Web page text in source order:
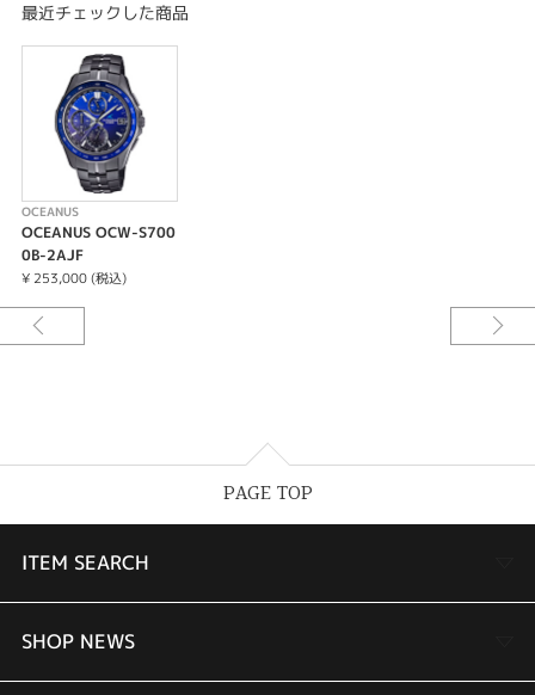
10気圧防水
電波時計 日本・北米・ヨーロッパ・中国地域対応 MULTIBAND6
タフソーラー（ソーラー充電システム）
ワールドタイム：世界27都市（38タイムゾーン、サマータイム自動設定機能
付き）＋UTC（協定世界時）の時刻表示、ホームタイムの都市入替機能
ストップウオッチ（1秒、24時間計）
フルオートカレンダー
針位置自動補正機能
パワーセービング機能（暗所では一定時間が経過すると運針を停止して節電
します）
バッテリーインジケーター表示
フル充電時からソーラー発電無しの状態での駆動時間
パワーセービング状態の場合：約19ヵ月
※電波受信が行われない場合や、スマートフォンと連携しない場合は、通常
ロサンゼルス、デンバー、シカゴ、ニューヨーク、ハリファックス／アメリ
ロンドン、パリ、アテネ／イギリスの標準電波MSF・ドイツの標準電波DCF
77
電波受信機能：自動受信（最大6回／日）（中国電波は最大5回／日）／手動
デル）
＜北米地域＞受信電波：WWVB、周波数：60kHz
＜ヨーロッパ地域＞受信電波：MSF／DCF77、周波数：60kHz／77.5kHz
最近チェックした商品
OCEANUS
OCEANUS OCW-S700
0B-2AJF
¥ 253,000 (税込)
PAGE TOP
ITEM SEARCH
婚約指輪
SHOP NEWS